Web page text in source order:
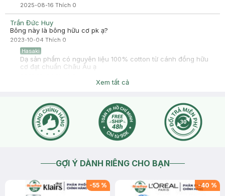
2025-08-16 Thích 0
Trần Đức Huy
Bông này là bông hữu cơ pk ạ?
2023-10-04 Thích 0
Hasaki
Dạ sản phẩm có nguyên liệu 100% cotton từ cánh đồng hữu
cơ đạt chuẩn Châu Âu ạ
Xem tất cả
GỢI Ý DÀNH RIÊNG CHO BẠN
-55 % -40 %